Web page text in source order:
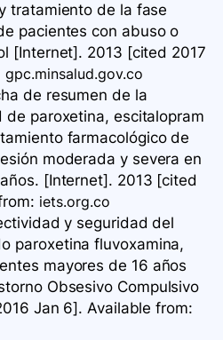
tratamiento de la fase
pacientes con abuso o
[Internet]. 2013 [cited 2017
gpc.minsalud.gov.co
de resumen de la
paroxetina, escitalopram
farmacológico de
moderada y severa en
[Internet]. 2013 [cited
iets.org.co
y seguridad del
paroxetina fluvoxamina,
mayores de 16 años
Obsesivo Compulsivo
Jan 6]. Available from: